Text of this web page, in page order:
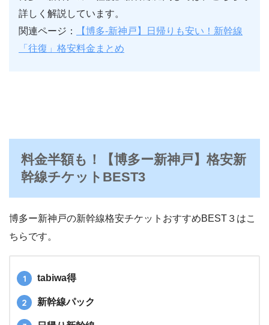
詳しく解説しています。
関連ページ：
【博多-新神戸】日帰りも安い！新幹線
「往復」格安料金まとめ
料金半額も！【博多ー新神戸】格安新
幹線チケットBEST3
博多ー新神戸の新幹線格安チケットおすすめBEST３はこ
ちらです。
tabiwa得
新幹線パック